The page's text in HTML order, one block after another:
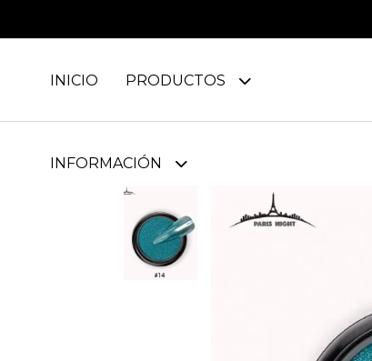
INICIO PRODUCTOS
INFORMACIÓN